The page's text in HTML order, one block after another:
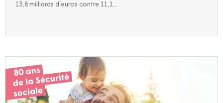
13,8 milliards d’euros contre 11,1...